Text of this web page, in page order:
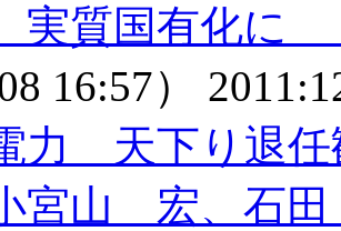
質国有化に
16:57）
力 天下り退
宮山 宏、石